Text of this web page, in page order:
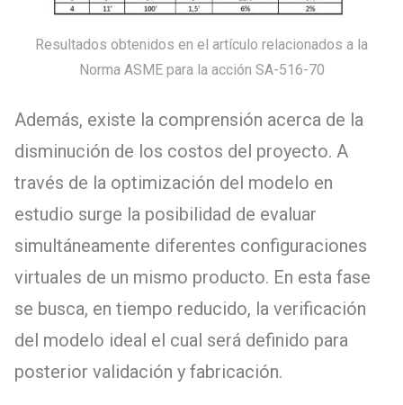
Resultados obtenidos en el artículo relacionados a la
Norma ASME para la acción SA-516-70
Además, existe la comprensión acerca de la
disminución de los costos del proyecto. A
través de la optimización del modelo en
estudio surge la posibilidad de evaluar
simultáneamente diferentes configuraciones
virtuales de un mismo producto. En esta fase
se busca, en tiempo reducido, la verificación
del modelo ideal el cual será definido para
posterior validación y fabricación.